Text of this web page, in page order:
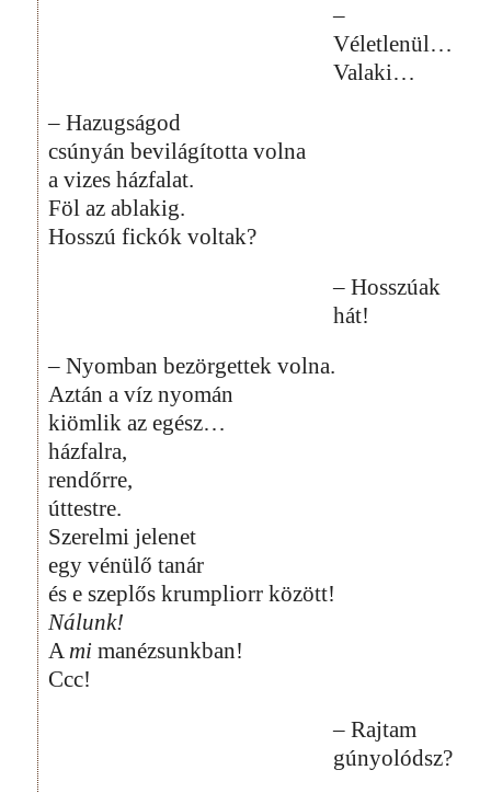
–
Véletlenül…
Valaki…
– Hazugságod
csúnyán bevilágította volna
a vizes házfalat.
Föl az ablakig.
Hosszú fickók voltak?
– Hosszúak
hát!
– Nyomban bezörgettek volna.
Aztán a víz nyomán
kiömlik az egész…
házfalra,
rendőrre,
úttestre.
Szerelmi jelenet
egy vénülő tanár
és e szeplős krumpliorr között!
Nálunk!
A mi manézsunkban!
Ccc!
– Rajtam
gúnyolódsz?